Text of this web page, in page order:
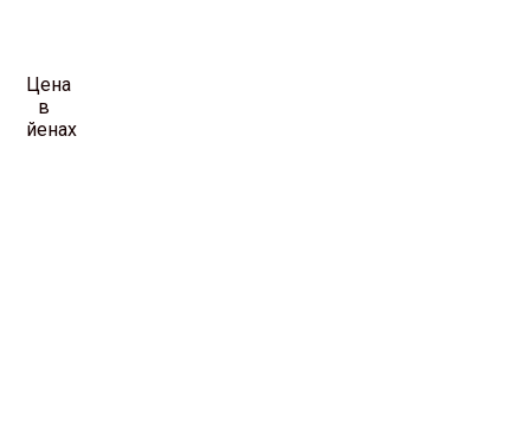
Цена
в
йенах